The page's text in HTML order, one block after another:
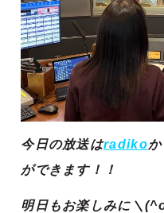
今日の放送はradiko
ができます！！
明日もお楽しみに＼